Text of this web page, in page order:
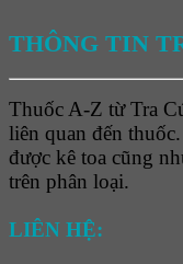
THÔNG TIN
Thuốc A-Z từ Tra
liên quan đến
được kê toa cũng
trên phân loại.
LIÊN HỆ: